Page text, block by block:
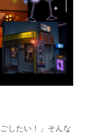
したい！」そんな